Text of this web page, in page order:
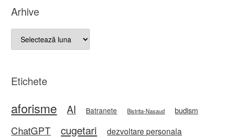
Arhive
Arhive
Etichete
aforisme AI Batranete Bistrita-Nasaud budism
ChatGPT cugetari dezvoltare personala